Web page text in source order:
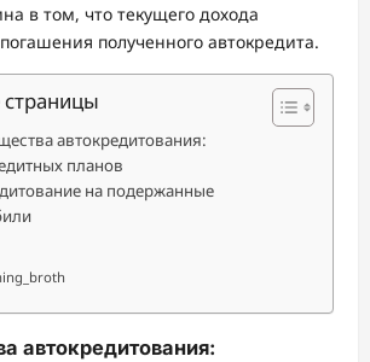
в том, что текущего дохода
полученного автокредита.
автокредитования:
планов
на подержанные
автокредитования: